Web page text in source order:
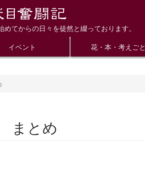
てからの日々を徒然と綴っております。
イベント 花・本・考えごと
まとめ